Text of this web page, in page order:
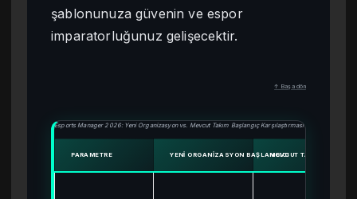
şablonunuza güvenin ve espor
imparatorluğunuz gelişecektir.
↑ Başa dön
Esports Manager 2026: Yeni Organizasyon vs. Mevcut Takım Başlangıç Karşılaştırması
PARAMETRE YENI ORGANIZASYON BAŞLANGICIMEVCUT TAKIM